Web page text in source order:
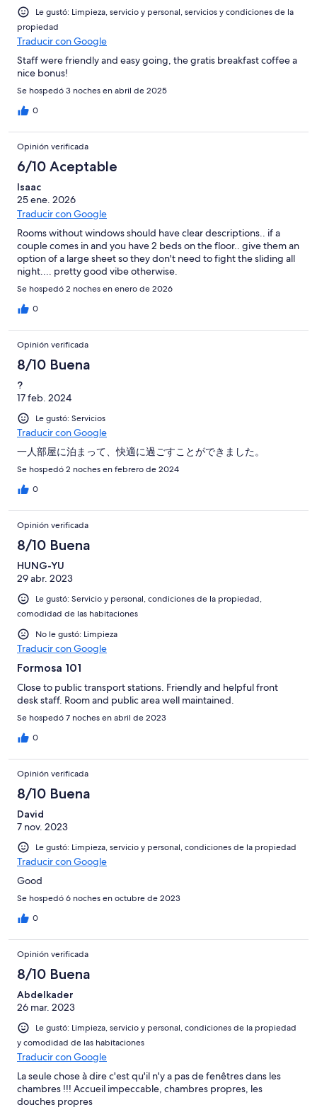
Le gustó: Limpieza, servicio y personal, servicios y condiciones de la
propiedad
Traducir con Google
Staff were friendly and easy going, the gratis breakfast coffee a
nice bonus!
Se hospedó 3 noches en abril de 2025
0
Opinión verificada
6/10 Aceptable
Isaac
25 ene. 2026
Traducir con Google
Rooms without windows should have clear descriptions.. if a
couple comes in and you have 2 beds on the floor.. give them an
option of a large sheet so they don't need to fight the sliding all
night.... pretty good vibe otherwise.
Se hospedó 2 noches en enero de 2026
0
Opinión verificada
8/10 Buena
?
17 feb. 2024
Le gustó: Servicios
Traducir con Google
一人部屋に泊まって、快適に過ごすことができました。
Se hospedó 2 noches en febrero de 2024
0
Opinión verificada
8/10 Buena
HUNG-YU
29 abr. 2023
Le gustó: Servicio y personal, condiciones de la propiedad,
comodidad de las habitaciones
No le gustó: Limpieza
Traducir con Google
Formosa 101
Close to public transport stations. Friendly and helpful front
desk staff. Room and public area well maintained.
Se hospedó 7 noches en abril de 2023
0
Opinión verificada
8/10 Buena
David
7 nov. 2023
Le gustó: Limpieza, servicio y personal, condiciones de la propiedad
Traducir con Google
Good
Se hospedó 6 noches en octubre de 2023
0
Opinión verificada
8/10 Buena
Abdelkader
26 mar. 2023
Le gustó: Limpieza, servicio y personal, condiciones de la propiedad
y comodidad de las habitaciones
Traducir con Google
La seule chose à dire c'est qu'il n'y a pas de fenêtres dans les
chambres !!! Accueil impeccable, chambres propres, les
douches propres